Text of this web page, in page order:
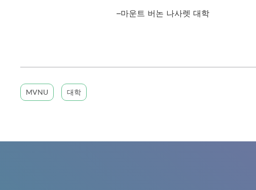
–마운트 버논 나사렛 대학
MVNU 대학